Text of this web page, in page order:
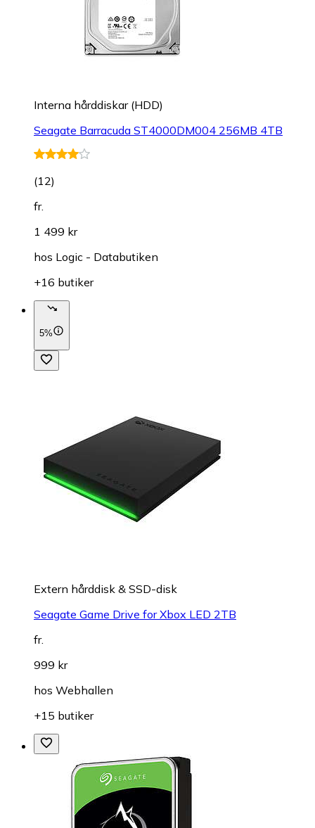
Interna hårddiskar (HDD)
Seagate Barracuda ST4000DM004 256MB 4TB
(12)
fr.
1 499 kr
hos Logic - Databutiken
+16 butiker
5%
Extern hårddisk & SSD-disk
Seagate Game Drive for Xbox LED 2TB
fr.
999 kr
hos Webhallen
+15 butiker